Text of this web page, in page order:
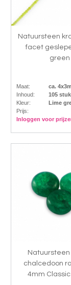
Natuursteen
facet
green
Maat:
ca.
Inhoud:
105
Kleur:
Lime
Prijs:
Inloggen voor
Natuursteen
chalcedoon
4mm